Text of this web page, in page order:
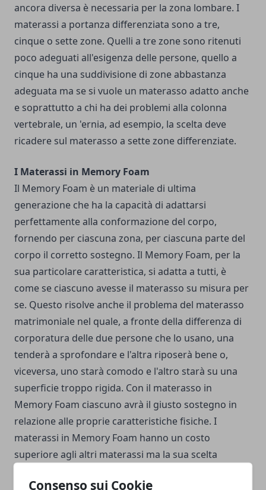
Consenso sui Cookie
ancora diversa è necessaria per la zona lombare. I
materassi a portanza differenziata sono a tre,
cinque o sette zone. Quelli a tre zone sono ritenuti
poco adeguati all'esigenza delle persone, quello a
cinque ha una suddivisione di zone abbastanza
adeguata ma se si vuole un materasso adatto anche
e soprattutto a chi ha dei problemi alla colonna
vertebrale, un 'ernia, ad esempio, la scelta deve
ricadere sul materasso a sette zone differenziate.
I Materassi in Memory Foam
Il Memory Foam è un materiale di ultima
generazione che ha la capacità di adattarsi
perfettamente alla conformazione del corpo,
fornendo per ciascuna zona, per ciascuna parte del
corpo il corretto sostegno. Il Memory Foam, per la
sua particolare caratteristica, si adatta a tutti, è
come se ciascuno avesse il materasso su misura per
se. Questo risolve anche il problema del materasso
matrimoniale nel quale, a fronte della differenza di
corporatura delle due persone che lo usano, una
tenderà a sprofondare e l'altra riposerà bene o,
viceversa, uno starà comodo e l'altro starà su una
superficie troppo rigida. Con il materasso in
Memory Foam ciascuno avrà il giusto sostegno in
relazione alle proprie caratteristiche fisiche. I
materassi in Memory Foam hanno un costo
superiore agli altri materassi ma la sua scelta